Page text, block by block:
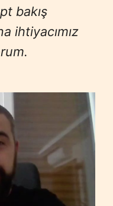
bakış
ihtiyacımız